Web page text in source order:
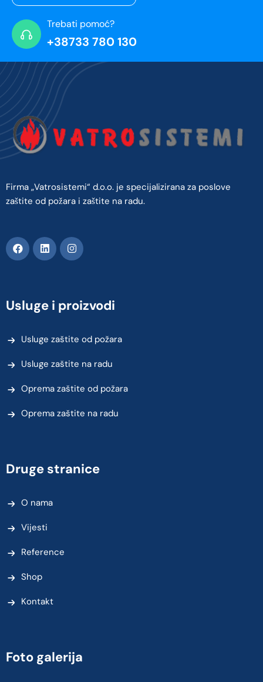
Trebati pomoć?
+38733 780 130
Firma „Vatrosistemi“ d.o.o. je specijalizirana za poslove
zaštite od požara i zaštite na radu.
Usluge i proizvodi
Usluge zaštite od požara
Usluge zaštite na radu
Oprema zaštite od požara
Oprema zaštite na radu
Druge stranice
O nama
Vijesti
Reference
Shop
Kontakt
Foto galerija